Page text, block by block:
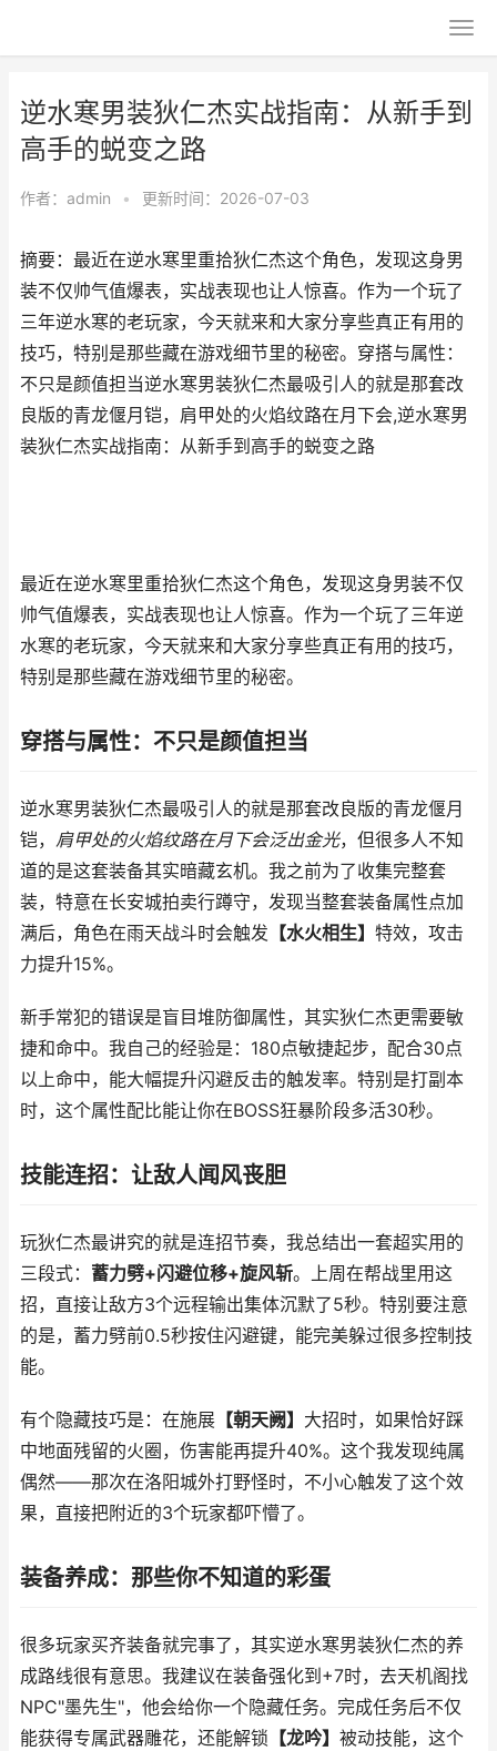
逆水寒男装狄仁杰实战指南：从新手到
高手的蜕变之路
作者： admin • 更新时间：2026-07-03
摘要：最近在逆水寒里重拾狄仁杰这个角色，发现这身男
装不仅帅气值爆表，实战表现也让人惊喜。作为一个玩了
三年逆水寒的老玩家，今天就来和大家分享些真正有用的
技巧，特别是那些藏在游戏细节里的秘密。穿搭与属性：
不只是颜值担当逆水寒男装狄仁杰最吸引人的就是那套改
良版的青龙偃月铠，肩甲处的火焰纹路在月下会,逆水寒男
装狄仁杰实战指南：从新手到高手的蜕变之路
最近在逆水寒里重拾狄仁杰这个角色，发现这身男装不仅
帅气值爆表，实战表现也让人惊喜。作为一个玩了三年逆
水寒的老玩家，今天就来和大家分享些真正有用的技巧，
特别是那些藏在游戏细节里的秘密。
穿搭与属性：不只是颜值担当
逆水寒男装狄仁杰最吸引人的就是那套改良版的青龙偃月
铠， 肩甲处的火焰纹路在月下会泛出金光，但很多人不知
道的是这套装备其实暗藏玄机。我之前为了收集完整套
装，特意在长安城拍卖行蹲守，发现当整套装备属性点加
满后，角色在雨天战斗时会触发 【水火相生】 特效，攻击
力提升15%。
新手常犯的错误是盲目堆防御属性，其实狄仁杰更需要敏
捷和命中。我自己的经验是：180点敏捷起步，配合30点
以上命中，能大幅提升闪避反击的触发率。特别是打副本
时，这个属性配比能让你在BOSS狂暴阶段多活30秒。
技能连招：让敌人闻风丧胆
玩狄仁杰最讲究的就是连招节奏，我总结出一套超实用的
三段式： 蓄力劈+闪避位移+旋风斩。上周在帮战里用这
招，直接让敌方3个远程输出集体沉默了5秒。特别要注意
的是，蓄力劈前0.5秒按住闪避键，能完美躲过很多控制技
能。
有个隐藏技巧是：在施展 【朝天阙】 大招时，如果恰好踩
中地面残留的火圈，伤害能再提升40%。这个我发现纯属
偶然——那次在洛阳城外打野怪时，不小心触发了这个效
果，直接把附近的3个玩家都吓懵了。
装备养成：那些你不知道的彩蛋
很多玩家买齐装备就完事了，其实逆水寒男装狄仁杰的养
成路线很有意思。我建议在装备强化到+7时，去天机阁找
NPC"墨先生"，他会给你一个隐藏任务。完成任务后不仅
能获得专属武器雕花，还能解锁 【龙吟】 被动技能，这个